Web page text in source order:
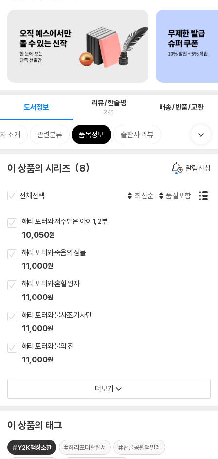
도서정보 리뷰/한줄평
241 배송/반품/교환
소개 관련분류 품목정보 출판사 리뷰
이 상품의 시리즈 8 알림신청
전체선택 최신순 품절포함
해리 포터와 저주받은 아이 1, 2부
10,050원
해리 포터와 죽음의 성물
11,000원
해리 포터와 혼혈 왕자
11,000원
해리 포터와 불사조 기사단
11,000원
해리 포터와 불의 잔
11,000원
더보기
이 상품의 태그
#Y2K책장소환 #해리포터관련서 #탑골공원책벌레